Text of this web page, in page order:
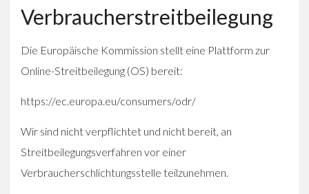
Verbraucherstreitbeilegung
Die Europäische Kommission stellt eine Plattform zur
Online-Streitbeilegung (OS) bereit:
https://ec.europa.eu/consumers/odr/
Wir sind nicht verpflichtet und nicht bereit, an
Streitbeilegungsverfahren vor einer
Verbraucherschlichtungsstelle teilzunehmen.